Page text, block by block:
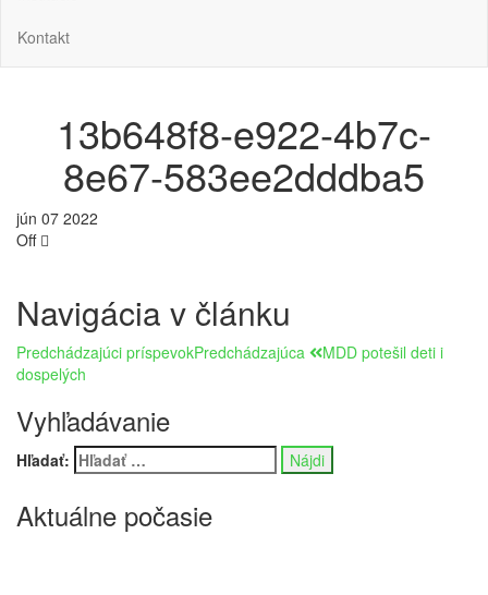
Kontakt
13b648f8-e922-4b7c-
8e67-583ee2dddba5
jún 07 2022
Off
Navigácia v článku
Predchádzajúci príspevokPredchádzajúca
MDD potešil deti i
dospelých
Vyhľadávanie
Hľadať:
Aktuálne počasie